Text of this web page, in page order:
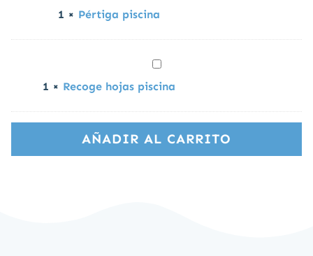
1 × Pértiga piscina
Recoge
hojas
piscina
1 × Recoge hojas piscina
AÑADIR AL CARRITO